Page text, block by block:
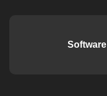
Software